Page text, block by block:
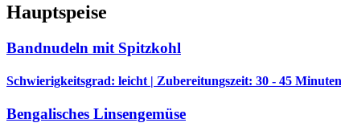
Hauptspeise
Bandnudeln mit Spitzkohl
Schwierigkeitsgrad: leicht | Zubereitungszeit: 30 - 45 Minuten
Bengalisches Linsengemüse